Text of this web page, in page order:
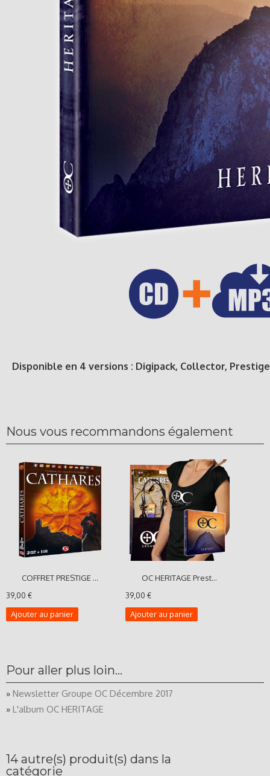
Disponible en 4 versions : Digipack, Collector,
Nous vous recommandons également
COFFRET PRESTIGE ...
39,00 €
Ajouter au panier
OC HERITAGE Prest...
39,00 €
Ajouter au panier
Pour aller plus loin...
» Newsletter Groupe OC Décembre 2017
» L'album OC HERITAGE
14 autre(s) produit(s) dans la
catégorie